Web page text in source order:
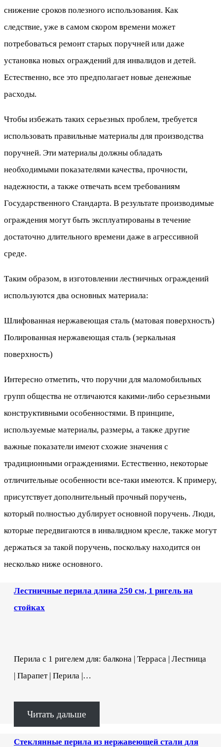
снижение сроков полезного использования. Как
следствие, уже в самом скором времени может
потребоваться ремонт старых поручней или даже
установка новых ограждений для инвалидов и детей.
Естественно, все это предполагает новые денежные
расходы.
Чтобы избежать таких серьезных проблем, требуется
использовать правильные материалы для производства
поручней. Эти материалы должны обладать
необходимыми показателями качества, прочности,
надежности, а также отвечать всем требованиям
Государственного Стандарта. В результате производимые
ограждения могут быть эксплуатированы в течение
достаточно длительного времени даже в агрессивной
среде.
Таким образом, в изготовлении лестничных ограждений
используются два основных материала:
Шлифованная нержавеющая сталь (матовая поверхность)
Полированная нержавеющая сталь (зеркальная
поверхность)
Интересно отметить, что поручни для маломобильных
групп общества не отличаются какими-либо серьезными
конструктивными особенностями. В принципе,
используемые материалы, размеры, а также другие
важные показатели имеют схожие значения с
традиционными ограждениями. Естественно, некоторые
отличительные особенности все-таки имеются. К примеру,
присутствует дополнительный прочный поручень,
который полностью дублирует основной поручень. Люди,
которые передвигаются в инвалидном кресле, также могут
держаться за такой поручень, поскольку находится он
несколько ниже основного.
Лестничные перила длина 250 см, 1 ригель на
стойках
Перила с 1 ригелем для: балкона | Терраса | Лестница
| Парапет | Перила |…
Читать дальше
Стеклянные перила из нержавеющей стали для